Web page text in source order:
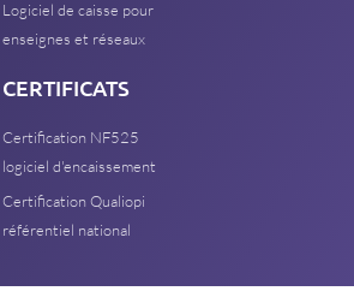
Logiciel de caisse pour
enseignes et réseaux
CERTIFICATS
Certification NF525
logiciel d'encaissement
Certification Qualiopi
référentiel national